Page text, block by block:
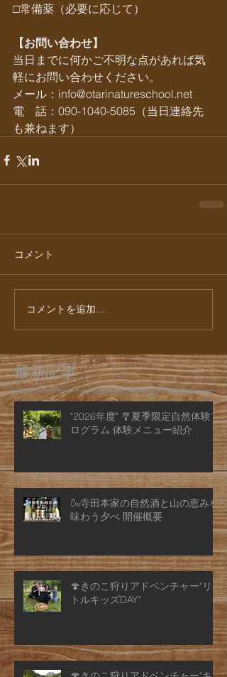
□常備薬（必要に応じて）
【お問い合わせ】
当日までに何かご不明な点があれば気
軽にお問い合わせください。
メール：info@otarinatureschool.net
電　話：090-1040-5085（当日連絡先
も兼ねます）
コメント
コメントを追加…
最新記事
"2026年度" 🎐夏季限定自然体験プ
ログラム 体験メニュー紹介
🍶寺田本家の自然酒と山の恵みを
味わう夕べ 開催概要
🍄きのこ狩りアドベンチャー"リ
トルキッズDAY"